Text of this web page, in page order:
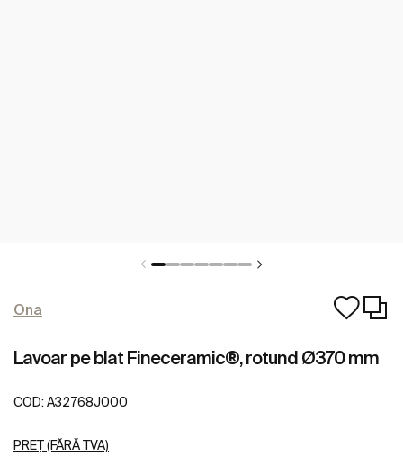
Ona
Lavoar pe blat Fineceramic®, rotund Ø370 mm
COD: A32768J000
PREȚ (FĂRĂ TVA)